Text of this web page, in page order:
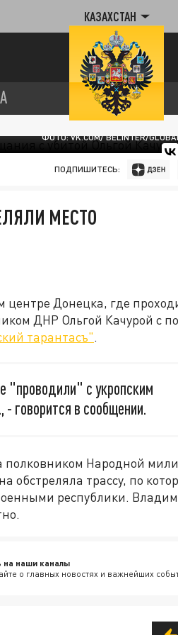
КАЗАХСТАН
ФОТО: VK.COM/ BELINTER/
ПОДПИШИТЕСЬ:
МЕСТО
центре Донецка, где
ДНР Ольгой Качурой с
тарантасъ".
"проводили" с укропским
говорится в сообщении.
полковником Народной
обстреляла трассу, по
республики.
на наши каналы
о главных новостях и важнейших